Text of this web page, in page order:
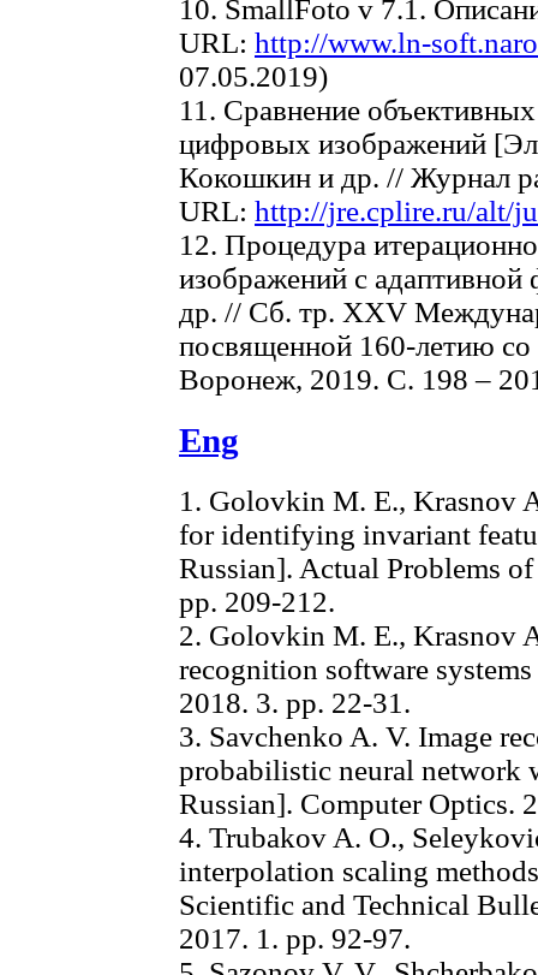
10. SmallFoto v 7.1.
URL: http://www.ln-
07.05.2019)
11. Сравнение
цифровых изображений
Кокошкин и др. // Журнал
URL: http://jre.cplire.ru/alt/
12. Процедура
изображений с
др. // Сб. тр. XXV
посвященной 160-летию
Воронеж, 2019. С. 198 –
Eng
1. Golovkin M. E., Krasnov
for identifying invariant
Russian]. Actual Problems
рр. 209-212.
2. Golovkin M. E., Krasnov
recognition software
2018. 3. рр. 22-31.
3. Savchenko A. V. Image
probabilistic neural
Russian]. Computer Optics.
4. Trubakov A. O.,
interpolation scaling
Scientific and Technical
2017. 1. рр. 92-97.